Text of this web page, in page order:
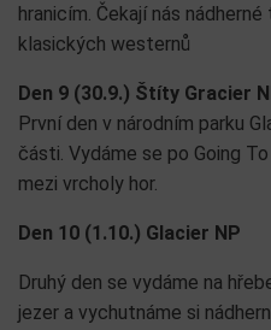
hranicím. Čekají nás
klasických westernů
Den 9 (30.9.) Štíty Gracier
První den v národním parku
části. Vydáme se po Going
mezi vrcholy hor.
Den 10 (1.10.) Glacier NP
Druhý den se vydáme na
jezer a vychutnáme si